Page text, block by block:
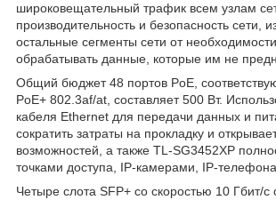
широковещательный трафик всем узлам
производительность и безопасность сети,
остальные сегменты сети от
обрабатывать данные, которые им не
Общий бюджет 48 портов PoE,
PoE+ 802.3af/at, составляет 500 Вт.
кабеля Ethernet для передачи данных и
сократить затраты на прокладку и
возможностей, а также TL‑SG3452XP
точками доступа, IP‑камерами,
Четыре слота SFP+ со скоростью 10 Гбит/с